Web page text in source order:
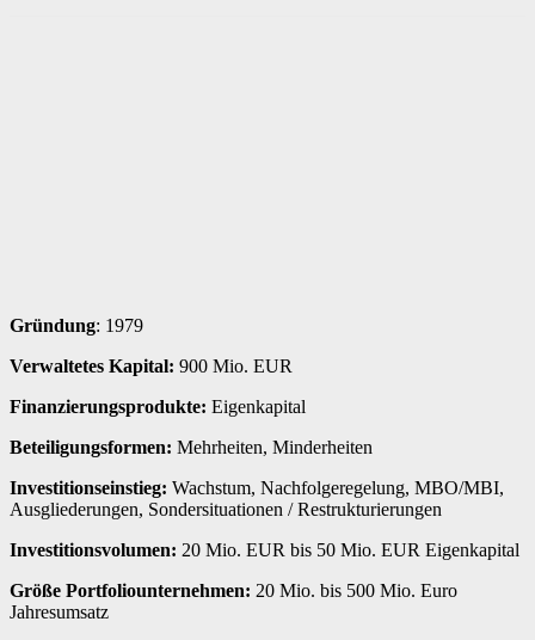
Gründung: 1979
Verwaltetes Kapital: 900 Mio. EUR
Finanzierungsprodukte: Eigenkapital
Beteiligungsformen: Mehrheiten, Minderheiten
Investitionseinstieg: Wachstum, Nachfolgeregelung, MBO/MBI,
Ausgliederungen, Sondersituationen / Restrukturierungen
Investitionsvolumen: 20 Mio. EUR bis 50 Mio. EUR Eigenkapital
Größe Portfoliounternehmen: 20 Mio. bis 500 Mio. Euro
Jahresumsatz